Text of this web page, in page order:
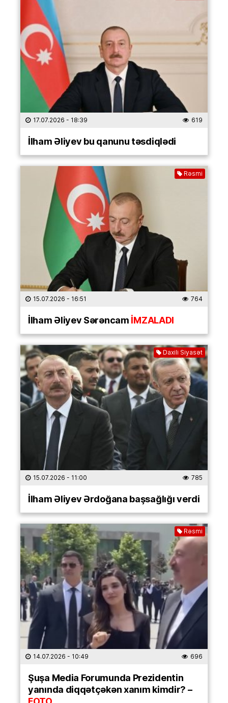
17.07.2026 - 18:39 619
İlham Əliyev bu qanunu təsdiqlədi
Rəsmi
15.07.2026 - 16:51 764
İlham Əliyev SərəncamİMZALADI
Daxili Siyasət
15.07.2026 - 11:00 785
İlham Əliyev Ərdoğana başsağlığı verdi
Rəsmi
14.07.2026 - 10:49 696
Şuşa Media Forumunda Prezidentin
yanında diqqətçəkən xanım kimdir? –